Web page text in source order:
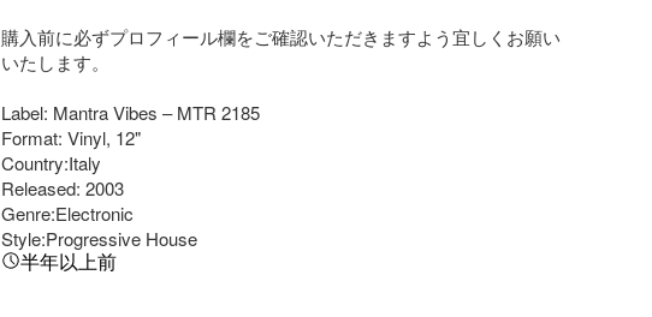
購入前に必ずプロフィール欄をご確認いただきますよう宜しくお願い
いたします。
Label: Mantra Vibes – MTR 2185
Format: Vinyl, 12"
Country:Italy
Released: 2003
Genre:Electronic
Style:Progressive House
半年以上前